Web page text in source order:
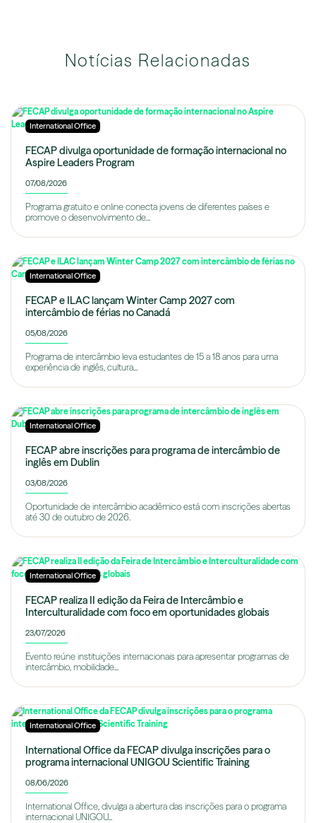
Notícias Relacionadas
International Office
FECAP divulga oportunidade de formação internacional no
Aspire Leaders Program
07/08/2026
Programa gratuito e online conecta jovens de diferentes países e
promove o desenvolvimento de...
International Office
FECAP e ILAC lançam Winter Camp 2027 com
intercâmbio de férias no Canadá
05/08/2026
Programa de intercâmbio leva estudantes de 15 a 18 anos para uma
experiência de inglês, cultura...
International Office
FECAP abre inscrições para programa de intercâmbio de
inglês em Dublin
03/08/2026
Oportunidade de intercâmbio acadêmico está com inscrições abertas
até 30 de outubro de 2026.
International Office
FECAP realiza II edição da Feira de Intercâmbio e
Interculturalidade com foco em oportunidades globais
23/07/2026
Evento reúne instituições internacionais para apresentar programas de
intercâmbio, mobilidade...
International Office
International Office da FECAP divulga inscrições para o
programa internacional UNIGOU Scientific Training
08/06/2026
International Office, divulga a abertura das inscrições para o programa
internacional UNIGOU...